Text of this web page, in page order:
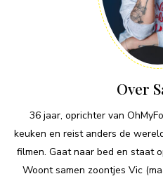
Over
36 jaar, oprichter van
keuken en reist anders de
filmen. Gaat naar bed en staat
Woont samen zoontjes Vic